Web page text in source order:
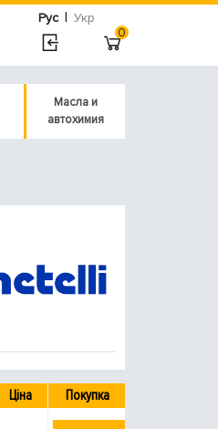
Рус | Укр
0
Масла и
автохимия
Ціна Покупка